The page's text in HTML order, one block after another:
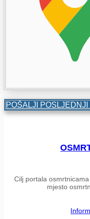
POŠALJI
Cilj portala
mjesto